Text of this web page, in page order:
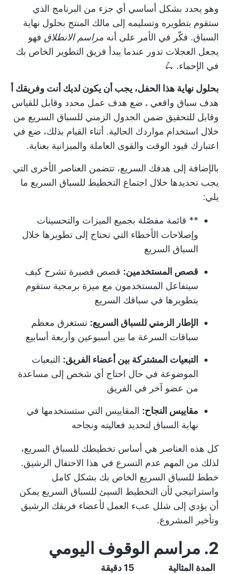
وهو يحدد بشكل أساسي أي جزء من البرنامج الذي
ستقوم بتطويره وتسليمه إلى مالك المنتج بحلول نهاية
السباق. فكّر في الأمر على أنه مراسم الانطلاق فهو
يجعل العجلات تدور عندما يبدأ فريق التطوير الخاص بك
في الإحماء. 🛴
بحلول نهاية هذا الحفل، يجب أن يكون لديك أنت وفريقك أ
هدف سباق واقعي . ضع هدف عمل محدد وقابل للقياس
وقابل للتحقيق ضمن الجدول الزمني للسباق السريع من
خلال استخدام مواردك الحالية. أثناء القيام بذلك، ضع في
اعتبارك قيود الوقت والقوى العاملة والميزانية بعناية.
بالإضافة إلى هدفك السريع، تتضمن العناصر الأخرى التي
يجب تحديدها خلال اجتماع التخطيط للسباق السريع ما
يلي:
** قائمة مفصّلة بجميع الميزات والتحسينات
وإصلاحات الأخطاء التي تحتاج إلى تطويرها خلال
السباق السريع
قصص المستخدمين: قصص قصيرة تشرح كيف
سيتفاعل المستخدمون مع ميزة برمجية ستقوم
بتطويرها في سباقك السريع
الإطار الزمني للسباق السريع: تستغرق معظم
سباقات السرعة ما بين أسبوعين وأربعة أسابيع
التبعيات المشتركة بين أعضاء الفريق: التبعيات
الموضوعة في حال احتاج أي شخص إلى مساعدة
من عضو آخر في الفريق
مقاييس النجاح: المقاييس التي ستستخدمها في
نهاية السباق لتحديد فعاليته ونجاحه
كل هذه العناصر هي أساس تخطيطك للسباق السريع،
لذلك من المهم عدم التسرع في هذا الاحتفال الرشيق.
خطط للسباق السريع الخاص بك بشكل كامل
واستراتيجي لأن التخطيط السيئ للسباق السريع يمكن
أن يؤدي إلى شلل عبء العمل لأعضاء فريقك الرشيق
وتأخير المشروع.
2. مراسم الوقوف اليومي
المدة المثالية
15 دقيقة